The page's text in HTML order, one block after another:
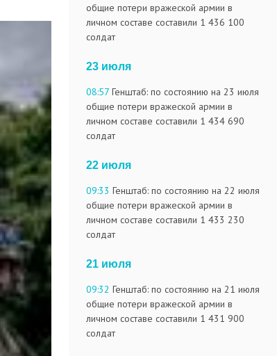
общие потери вражеской армии в
личном составе составили 1 436 100
солдат
23 июля
08:57 Генштаб: по состоянию на 23 июля
общие потери вражеской армии в
личном составе составили 1 434 690
солдат
22 июля
09:33 Генштаб: по состоянию на 22 июля
общие потери вражеской армии в
личном составе составили 1 433 230
солдат
21 июля
09:32 Генштаб: по состоянию на 21 июля
общие потери вражеской армии в
личном составе составили 1 431 900
солдат